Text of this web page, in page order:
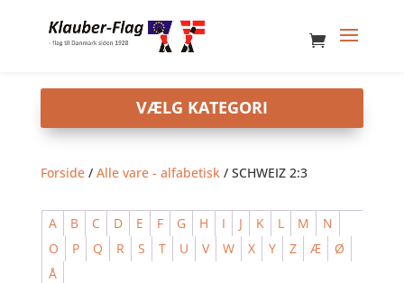
Forside/ Alle vare - alfabetisk/ SCHWEIZ 2:3
A B C D E F G H I J K L M
N
O
P Q R S T U V W X Y Z Æ
Ø
Å